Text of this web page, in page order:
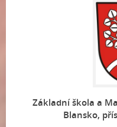
Základní škola a
Blansko,